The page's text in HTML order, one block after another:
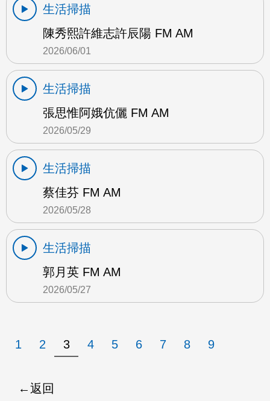
生活掃描
陳秀熙許維志許辰陽 FM AM
2026/06/01
生活掃描
張思惟阿娥伉儷 FM AM
2026/05/29
生活掃描
蔡佳芬 FM AM
2026/05/28
生活掃描
郭月英 FM AM
2026/05/27
1 2 3 4 5 6 7 8 9
返回